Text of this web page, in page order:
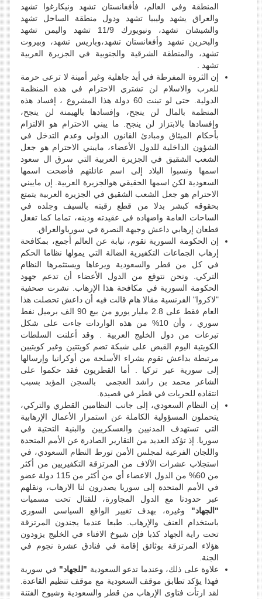
المنطقة وفي العالم، فأفغانستان تشهد ونيكارغوا تشهد
والعراق يشهد وليبيا تشهد ودول منطقة الساحل تشهد
والشيشان تشهد، ونيويورك 11/9 تشهد واليمن تشهد
والبحرين تشهد وأفغانستان تشهد،وباريس تشهد، وبيروت
تشهد، والمنطقة الشرقية والجنوبية في الجزيرة العربية
تشهد .
إن الثروة المفرطة في أيد جاهلية وغير أمينة لا ترعى حرمة
للعرب والاسلام لن تشتري الاحترام في هذه المنظمة
الدولية. حتى لو تبنت 60 دولة هذا المشروع ، إفساد هذه
المنظمة بالمال لن ينجح، وإفسادها بالهيمنة لن ينجح،
وإفسادها بالابتزاز لن ينجح. ما يبني الاحترام هو الالتزام
بأحكام الميثاق ومبادئ القانون الدولي وعدم التدخل في
الشؤون الداخلية للدول الأعضاء، مايبني الاحترام هو جعل
الشعب الشقيق في الجزيرة العربية التي سرق ال سعود
اسمها ونسبوا البلاد إلى اسم عائلتهم فأضحت اسمها
السعودية لكن اسمها الحقيقي هوالجزيرة العربية. إن مايبني
الاحترام هو جعل الشعب الشقيق في الجزيرة العربية يتمتع
بحقوقه كبشر بدلا من قطع رقبته بالسيف وجلده في
الساحات العامة واضهاده في عقيدته ودينه، تماما كما تفعل
قطعان إرهابي داعش وجبهة النصرة في سورياوالعراق.
إن الحكومة السورية تقوم، نيابة عن العالم أجمع، بمكافحة
إرهاب الجماعات التكفيرية الضالة التي يمولها نظاما الحكم
في كل من قطر والسعودية ويرعاها ويستثمرها النظام
التركي. ونحن نتوقع من الدول الأعضاء أن تدعم جهود
الحكومة السورية في مكافحة هذا الإرهاب. نشرت صحفية
"لاكروا" الفرنسية مقالا هام قالت فيه أن داعش تحصلت هذا
العام فقط على 2.8 مليار يورو من بيع 90 الف برميل نفط
سوري ، وأن 10% من هذه الواردات جاءت على شكل
تبرعات من دول الخليج العربية . وقد أعلنت السلطات
الكويتية اليوم القبض على شبكة تضم كويتتين وغير كويتيين
مرتبطة بداعش تقوم بشراء الأسلحة من أوكرانيا وإرسالها
إلى سورية عبر تركيا . أما القطريون فقد حكموا على
الشاعر محمد بن راشد العجمي بالسجن المؤبد بسبب
انتقاده للحريات في قطر في قصيدة.
إن النظام السعودي، إلى جانب النظامين القطري والتركي،
يتحملون المسؤولية الكاملة عن استمرار الأعمال الإرهابية
التي تستهدف المدنيين والعسكريين والبنية التحتية في
سوريا. إذ تؤكد العديد من التقارير الصادرة عن الأمم المتحدة
واللجان الفرعية لمجلس الأمن تورط النظام السعودي، في
استجلاب عشرات الآلاف من المرتزقة التكفيريين من أكثر
من 60% من الدول الاعضاء أي من أكثر من 115 دولة عضو
في الأمم المتحدة إلى سوريا يصدرون لنا الارهاب، ونقلهم
عبر حدودنا مع الدول المجاورة، للقتال تحت مسميات
"الجهاد" وغيره، بهدف تغيير الواقع السياسي السوري
باستخدام العنف والإرهاب. طبعا عندما يجندون المرتزقة
تحت راية الجهاد كذبا فإن شيوخ الافتاء في الخليج يزودون
هؤلاء المرتزقة بوثائق إقامة في فنادق عشرة نجوم في
الجنة.
علاوة على ذلك، وعندما تدعو السعودية "للجهاد" في سورية
فهذا يؤكد تطابق موقف السعودية مع موقف تنظيم القاعدة.
لقد ارتأت فتاوى الإرهاب من قطر والسعودية وشيوخ الفتنة